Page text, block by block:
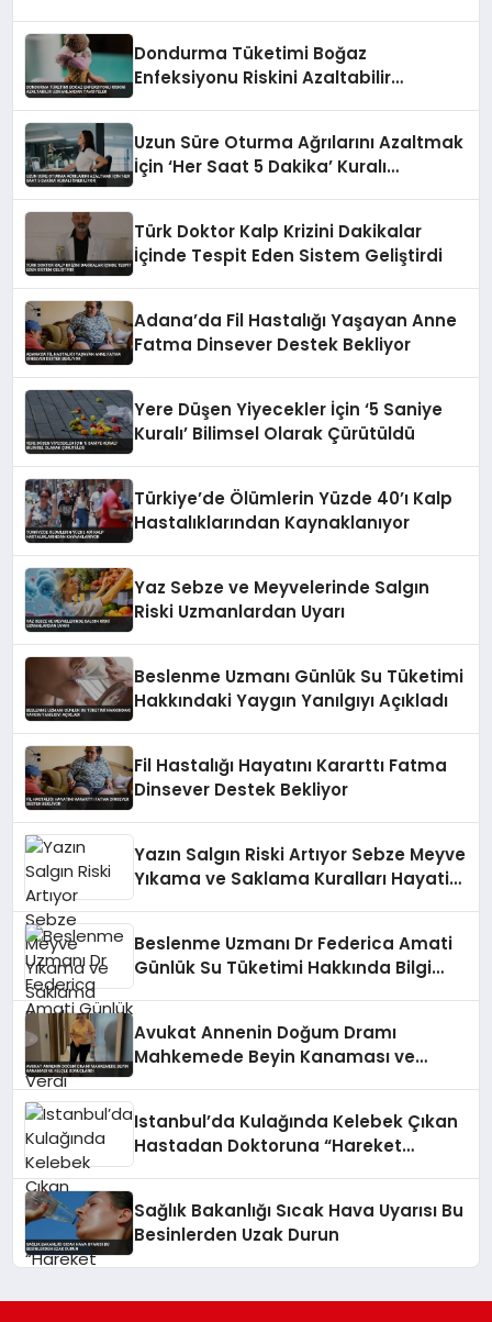
Dondurma Tüketimi Boğaz
Enfeksiyonu Riskini Azaltabilir
Uzun Süre Oturma Ağrılarını Azaltmak
İçin ‘Her Saat 5 Dakika’ Kuralı
Türk Doktor Kalp Krizini Dakikalar
İçinde Tespit Eden Sistem Geliştirdi
Adana’da Fil Hastalığı Yaşayan Anne
Fatma Dinsever Destek Bekliyor
Yere Düşen Yiyecekler İçin ‘5 Saniye
Kuralı’ Bilimsel Olarak Çürütüldü
Türkiye’de Ölümlerin Yüzde 40’ı Kalp
Hastalıklarından Kaynaklanıyor
Yaz Sebze ve Meyvelerinde Salgın
Riski Uzmanlardan Uyarı
Beslenme Uzmanı Günlük Su Tüketimi
Hakkındaki Yaygın Yanılgıyı Açıkladı
Fil Hastalığı Hayatını Kararttı Fatma
Dinsever Destek Bekliyor
Yazın Salgın Riski Artıyor Sebze Meyve
Yıkama ve Saklama Kuralları Hayati
Beslenme Uzmanı Dr Federica Amati
Günlük Su Tüketimi Hakkında Bilgi
Avukat Annenin Doğum Dramı
Mahkemede Beyin Kanaması ve
Istanbul’da Kulağında Kelebek Çıkan
Hastadan Doktoruna “Hareket
Sağlık Bakanlığı Sıcak Hava Uyarısı Bu
Besinlerden Uzak Durun